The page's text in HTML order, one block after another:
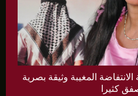
المغيبة وثيقة بصرية
كثيرا